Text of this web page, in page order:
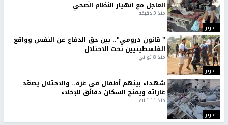
تقارير
العاجل مع انهيار النظام الصحي
منذ 3 دقيقة
تقارير
" قانون درومي".. بين حق الدفاع عن النفس وواقع
الفلسطينيين تحت الاحتلال
منذ 8 ثواني
تقارير
شهداء بينهم أطفال في غزة.. والاحتلال يصعّد
غاراته ويمنح السكان دقائق للإخلاء
منذ 11 ثانية